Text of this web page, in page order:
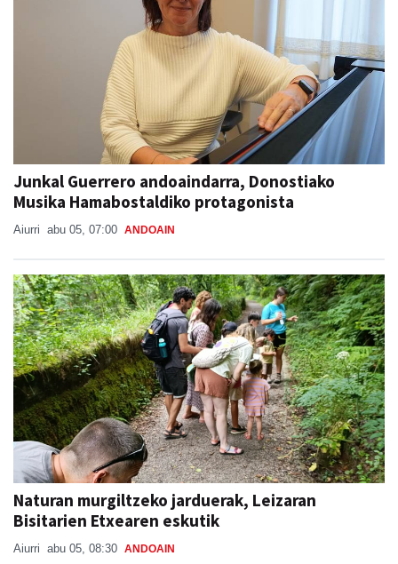
Junkal Guerrero andoaindarra, Donostiako
Musika Hamabostaldiko protagonista
Aiurri abu 05, 07:00 ANDOAIN
Naturan murgiltzeko jarduerak, Leizaran
Bisitarien Etxearen eskutik
Aiurri abu 05, 08:30 ANDOAIN